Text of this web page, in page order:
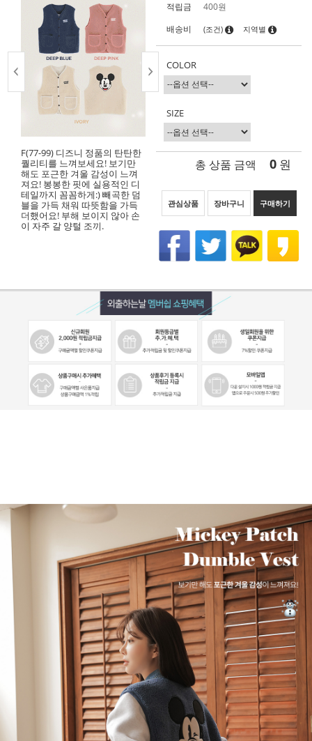
F(77-99) 디즈니 정품의 탄탄한
퀄리티를 느껴보세요! 보기만
해도 포근한 겨울 감성이 느껴
져요! 봉봉한 핏에 실용적인 디
테일까지 꼼꼼하게:) 빼곡한 덤
블을 가득 채워 따뜻함을 가득
더했어요! 부해 보이지 않아 손
이 자주 갈 양털 조끼.
적립금
400원
배송비
(조건) 지역별
COLOR
SIZE
총 상품 금액 0 원
관심상품 장바구니 구매하기